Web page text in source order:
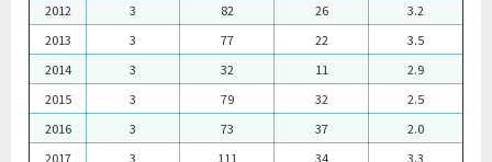
2012
3 82 26
3.2
2013
3 77 22
3.5
2014
3 32 11
2.9
2015
3 79 32
2.5
2016
3 73 37
2.0
2017
3 111 34
3.3